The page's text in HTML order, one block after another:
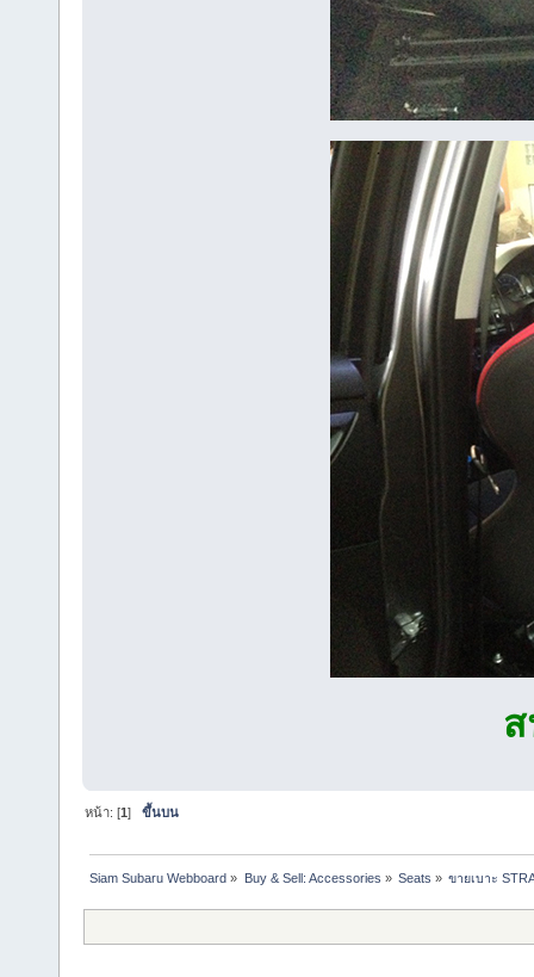
หน้า: [1]ขึ้นบน
Siam Subaru Webboard » Buy & Sell: Accessories » Seats » ขายเบาะ